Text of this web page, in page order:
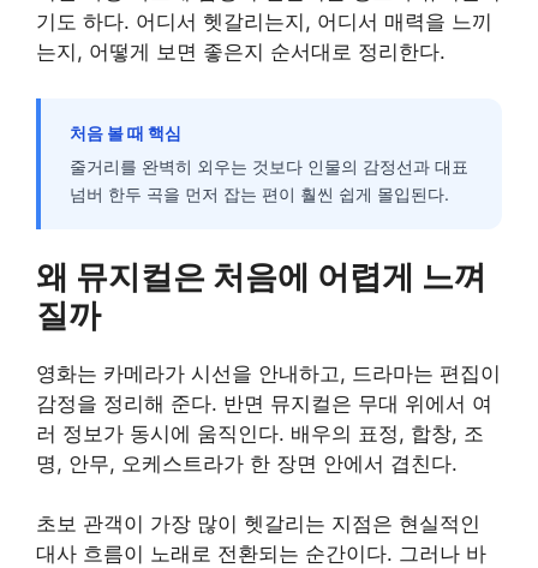
기도 하다. 어디서 헷갈리는지, 어디서 매력을 느끼
는지, 어떻게 보면 좋은지 순서대로 정리한다.
처음 볼 때 핵심
줄거리를 완벽히 외우는 것보다 인물의 감정선과 대표
넘버 한두 곡을 먼저 잡는 편이 훨씬 쉽게 몰입된다.
왜 뮤지컬은 처음에 어렵게 느껴
질까
영화는 카메라가 시선을 안내하고, 드라마는 편집이
감정을 정리해 준다. 반면 뮤지컬은 무대 위에서 여
러 정보가 동시에 움직인다. 배우의 표정, 합창, 조
명, 안무, 오케스트라가 한 장면 안에서 겹친다.
초보 관객이 가장 많이 헷갈리는 지점은 현실적인
대사 흐름이 노래로 전환되는 순간이다. 그러나 바